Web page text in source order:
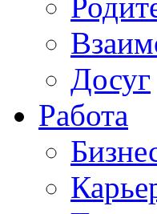
Досуг
Работа